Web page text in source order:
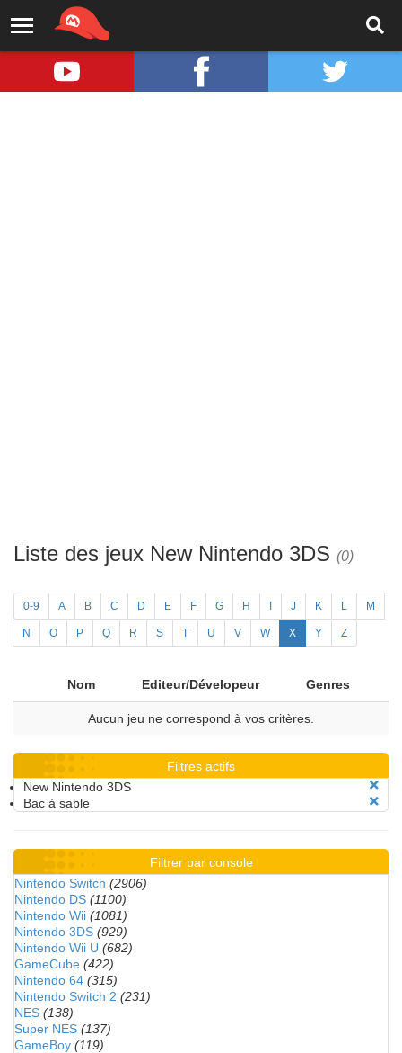
Liste des jeux New Nintendo 3DS (0)
0-9 A B C D E F G H J K L M
N O P Q R S T U V W X Y Z
Nom Editeur/Dévelopeur Genres
Aucun jeu ne correspond à vos critères.
Filtres actifs
New Nintendo 3DS
Bac à sable
Filtrer par console
Nintendo Switch (2906)
Nintendo DS (1100)
Nintendo Wii (1081)
Nintendo 3DS (929)
Nintendo Wii U (682)
GameCube (422)
Nintendo 64 (315)
Nintendo Switch 2 (231)
NES (138)
Super NES (137)
GameBoy (119)